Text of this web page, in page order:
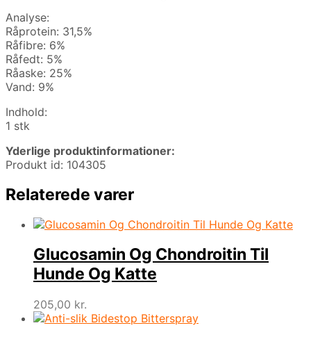
Analyse:
Råprotein: 31,5%
Råfibre: 6%
Råfedt: 5%
Råaske: 25%
Vand: 9%
Indhold:
1 stk
Yderlige produktinformationer:
Produkt id: 104305
Relaterede varer
Glucosamin Og Chondroitin Til
Hunde Og Katte
205,00 kr.